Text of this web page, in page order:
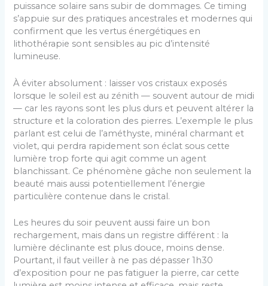
puissance solaire sans subir de dommages. Ce timing
s’appuie sur des pratiques ancestrales et modernes qui
confirment que les vertus énergétiques en
lithothérapie sont sensibles au pic d’intensité
lumineuse.
À éviter absolument : laisser vos cristaux exposés
lorsque le soleil est au zénith — souvent autour de midi
— car les rayons sont les plus durs et peuvent altérer la
structure et la coloration des pierres. L’exemple le plus
parlant est celui de l’améthyste, minéral charmant et
violet, qui perdra rapidement son éclat sous cette
lumière trop forte qui agit comme un agent
blanchissant. Ce phénomène gâche non seulement la
beauté mais aussi potentiellement l’énergie
particulière contenue dans le cristal.
Les heures du soir peuvent aussi faire un bon
rechargement, mais dans un registre différent : la
lumière déclinante est plus douce, moins dense.
Pourtant, il faut veiller à ne pas dépasser 1h30
d’exposition pour ne pas fatiguer la pierre, car cette